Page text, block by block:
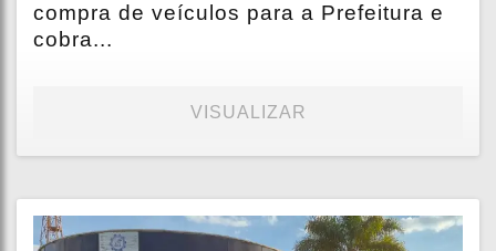
compra de veículos para a Prefeitura e
cobra...
VISUALIZAR